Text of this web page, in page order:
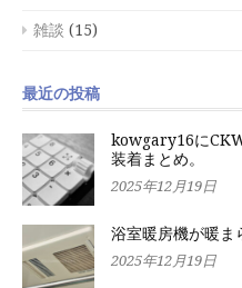
雑談 (15)
最近の投稿
kowgary16に
装着まとめ。
2025年12月19日
浴室暖房機が暖ま
2025年12月19日